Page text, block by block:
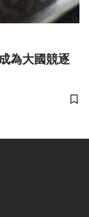
為大國競逐
儲